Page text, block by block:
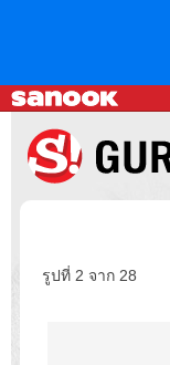
รูปที่ 2 จาก 28